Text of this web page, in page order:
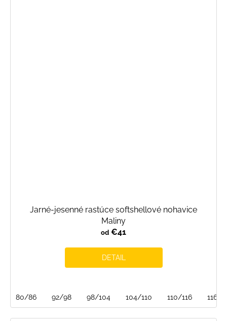
Jarné-jesenné rastúce softshellové nohavice
Maliny
od €41
DETAIL
80/86 92/98 98/104 104/110 110/116 116/